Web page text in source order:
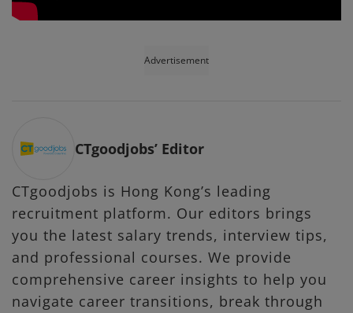
Advertisement
CTgoodjobs’ Editor
CTgoodjobs is Hong Kong’s leading
recruitment platform. Our editors brings
you the latest salary trends, interview tips,
and professional courses. We provide
comprehensive career insights to help you
navigate career transitions, break through